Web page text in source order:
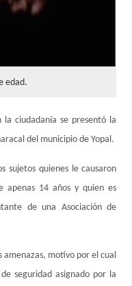
edad.
la ciudadanía se presentó la
del municipio de Yopal.
sujetos quienes le causaron
apenas 14 años y quien es
de una Asociación de
amenazas, motivo por el cual
seguridad asignado por la